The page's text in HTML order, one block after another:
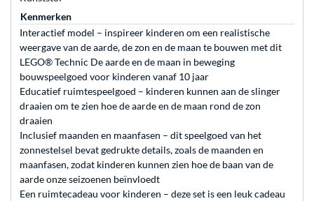
Kenmerken
Interactief model – inspireer kinderen om een realistische
weergave van de aarde, de zon en de maan te bouwen met dit
LEGO® Technic De aarde en de maan in beweging
bouwspeelgoed voor kinderen vanaf 10 jaar
Educatief ruimtespeelgoed – kinderen kunnen aan de slinger
draaien om te zien hoe de aarde en de maan rond de zon
draaien
Inclusief maanden en maanfasen – dit speelgoed van het
zonnestelsel bevat gedrukte details, zoals de maanden en
maanfasen, zodat kinderen kunnen zien hoe de baan van de
aarde onze seizoenen beïnvloedt
Een ruimtecadeau voor kinderen – deze set is een leuk cadeau